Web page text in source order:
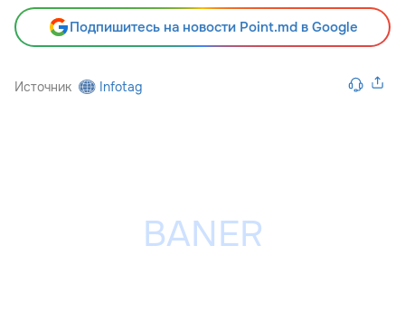
Подпишитесь на новости Point.md в Google
Источник Infotag